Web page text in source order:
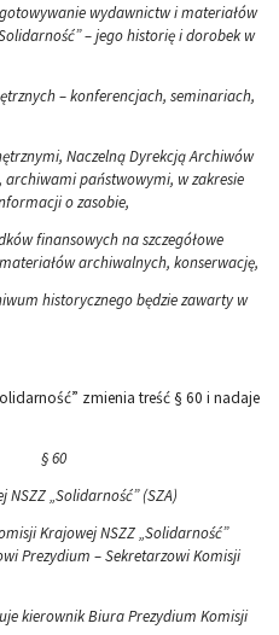
wydawnictw i materiałów
– jego historię i dorobek w
– konferencjach, seminariach,
Naczelną Dyrekcją Archiwów
państwowymi, w zakresie
o zasobie,
finansowych na szczegółowe
archiwalnych, konserwację,
historycznego będzie zawarty w
zmienia treść § 60 i nadaje
§ 60
„Solidarność” (SZA)
Krajowej NSZZ „Solidarność”
Prezydium – Sekretarzowi Komisji
kierownik Biura Prezydium Komisji